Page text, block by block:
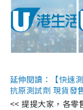
延伸閱讀：【快速
抗原測試劑 現貨發
<< 提提大家，各零